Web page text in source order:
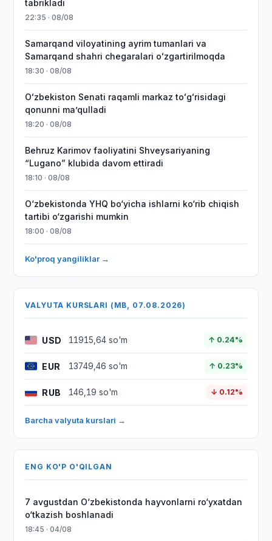
tabrikladi
22:35 · 08/08
Samarqand viloyatining ayrim tumanlari va
Samarqand shahri chegaralari oʻzgartirilmoqda
18:30 · 08/08
Oʻzbekiston Senati raqamli markaz toʻgʻrisidagi
qonunni maʼqulladi
18:20 · 08/08
Behruz Karimov faoliyatini Shveysariyaning
“Lugano” klubida davom ettiradi
18:10 · 08/08
O‘zbekistonda YHQ bo‘yicha ishlarni ko‘rib chiqish
tartibi o‘zgarishi mumkin
18:00 · 08/08
Ko'proq yangiliklar →
VALYUTA KURSLARI (MB, 07.08.2026)
USD 11915,64 so'm ↑ 0.24%
EUR 13749,46 so'm ↑ 0.23%
RUB 146,19 so'm ↓ 0.12%
Barcha valyuta kurslari →
ENG KO'P O'QILGAN
7 avgustdan O‘zbekistonda hayvonlarni ro‘yxatdan
o‘tkazish boshlanadi
18:45 · 04/08